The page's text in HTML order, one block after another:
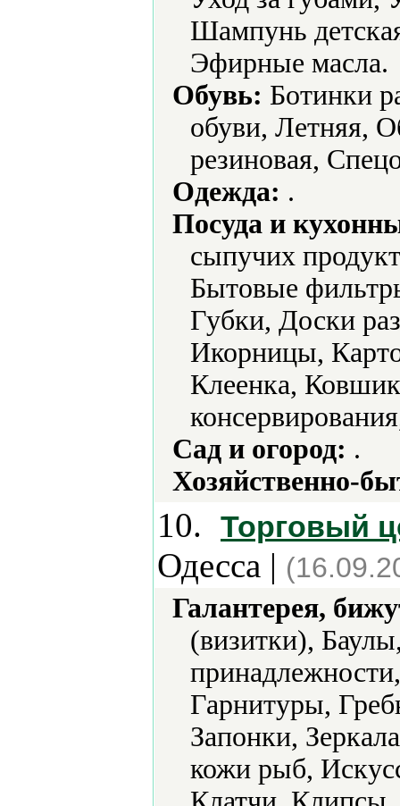
Шампунь
Эфирные масла.
Обувь: Ботинки
обуви, Летняя,
резиновая,
Одежда: .
Посуда и
сыпучих
Бытовые
Губки, Доски
Икорницы,
Клеенка,
Сад и огород: .
Хозяйственно-
10. Торговый
Одесса |
Галантерея,
(визитки),
Гарнитуры,
Запонки,
кожи рыб,